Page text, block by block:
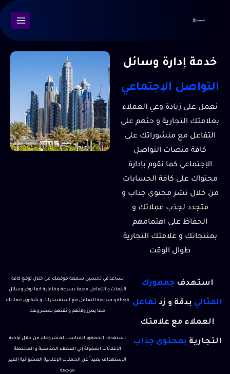
خدمة إدارة وسائل
التواصل الإجتماعي
نعمل على زيادة وعي العملاء
بعلامتك التجارية و حثهم على
التفاعل مع منشوراتك على
كافة منصات التواصل
الإجتماعي كما نقوم بإدارة
محتواك على كافة الحسابات
من خلال نشر محتوى جذاب و
متجدد لجذب عملائك و
الحفاظ على اهتمامهم
بمنتجاتك و علامتك التجارية
طوال الوقت
استهدفجمهورك
المثالي بدقة و زد تفاعل
العملاء مع علامتك
التجارية بمحتوى جذاب
نساعد في تحسين سمعة موقعك من خلال توقع كافة
الأزمات و التعامل معها بسرعة و فاعلية كما نوفر وسائل
فعالة و سريعة للتعامل مع استفسارات و شكاوى عملائك
مما يعزز ولائهم و ثقتهم بمشروعك
نستهدف الجمهور المناسب لمشروعك من خلال توجيه
الإعلانات الممولة إلي العملاء المناسبة و المحتملة
الإستهداف بعيداً عن الحملات الإعلانية العشوائية الغير
موجهة